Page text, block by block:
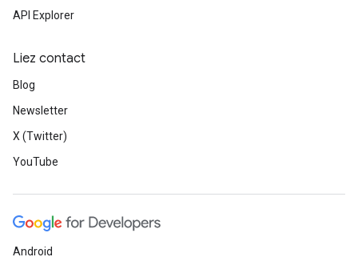
API Explorer
Liez contact
Blog
Newsletter
X (Twitter)
YouTube
Android